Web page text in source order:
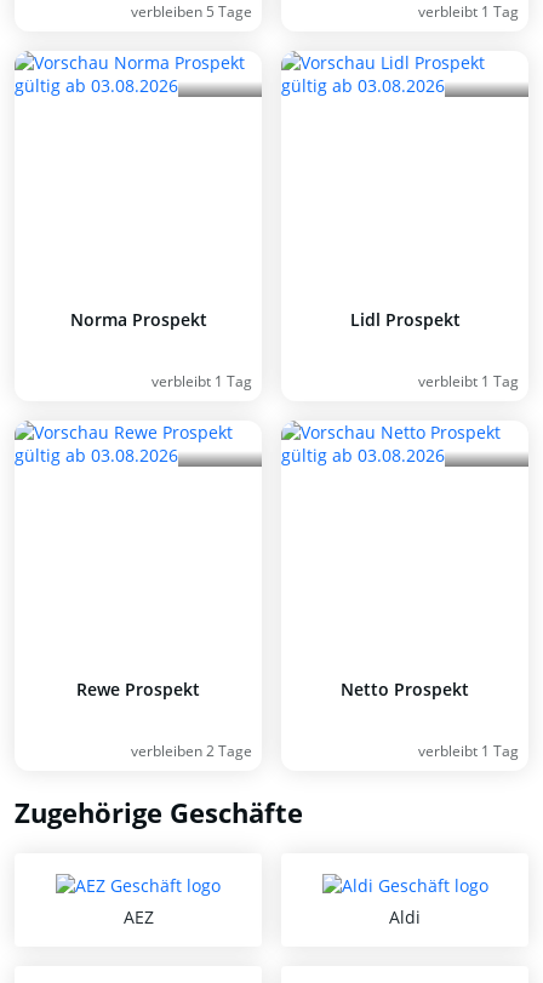
verbleiben 5 Tage verbleibt 1 Tag
Norma Prospekt
verbleibt 1 Tag
Lidl Prospekt
verbleibt 1 Tag
Rewe Prospekt
verbleiben 2 Tage
Netto Prospekt
verbleibt 1 Tag
Zugehörige Geschäfte
AEZ Aldi